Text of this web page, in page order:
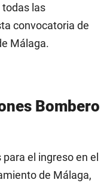
las
convocatoria de
Málaga.
Bombero
el ingreso en el
de Málaga,